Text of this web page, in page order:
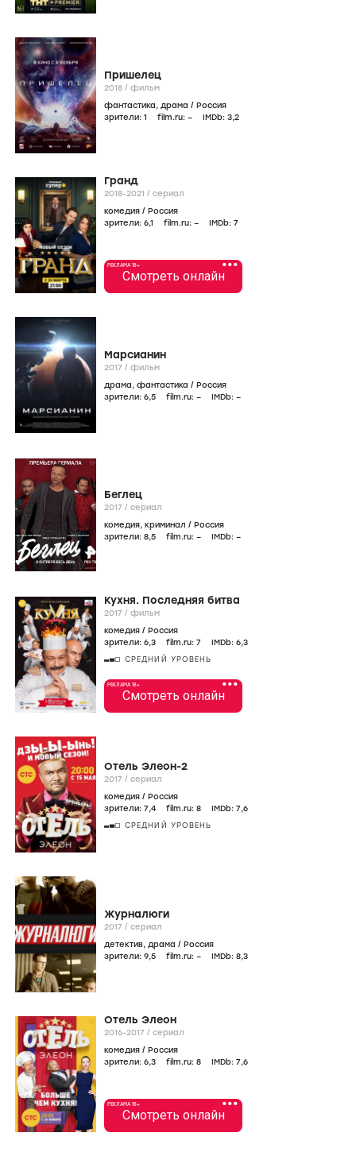
Пришелец
2018 / фильм
фантастика, драма / Россия
зрители: 1 film.ru: – IMDb: 3,2
Гранд
2018-2021 / сериал
комедия / Россия
зрители: 6,1 film.ru: – IMDb: 7
•••
РЕКЛАМА 18+
Смотреть онлайн
Марсианин
2017 / фильм
драма, фантастика / Россия
зрители: 6,5 film.ru: – IMDb: –
Беглец
2017 / сериал
комедия, криминал / Россия
зрители: 8,5 film.ru: – IMDb: –
Кухня. Последняя битва
2017 / фильм
комедия / Россия
зрители: 6,3 film.ru: 7 IMDb: 6,3
СРЕДНИЙ УРОВЕНЬ
•••
РЕКЛАМА 18+
Смотреть онлайн
Отель Элеон-2
2017 / сериал
комедия / Россия
зрители: 7,4 film.ru: 8 IMDb: 7,6
СРЕДНИЙ УРОВЕНЬ
Журналюги
2017 / сериал
детектив, драма / Россия
зрители: 9,5 film.ru: – IMDb: 8,3
Отель Элеон
2016-2017 / сериал
комедия / Россия
зрители: 6,3 film.ru: 8 IMDb: 7,6
•••
РЕКЛАМА 18+
Смотреть онлайн